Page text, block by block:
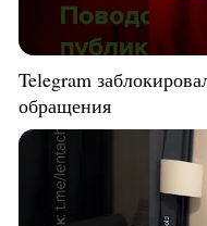
Telegram
обращения